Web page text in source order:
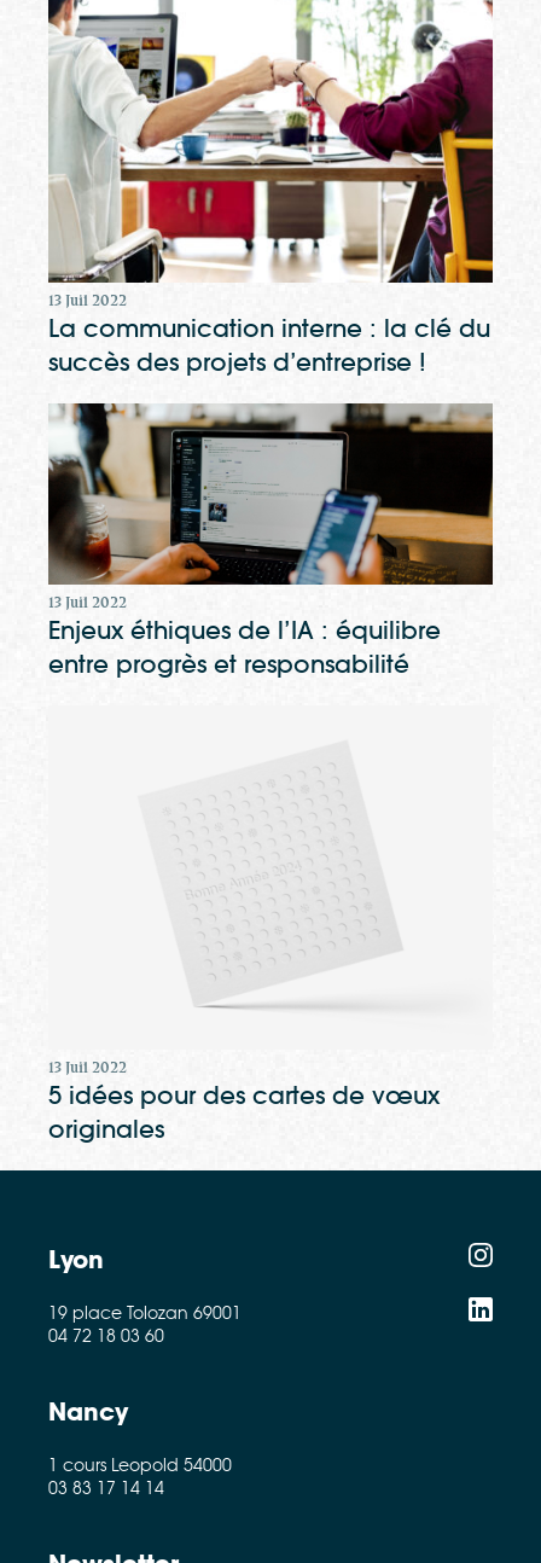
13 Juil 2022
La communication interne : la clé du
succès des projets d’entreprise !
13 Juil 2022
Enjeux éthiques de l’IA : équilibre
entre progrès et responsabilité
13 Juil 2022
5 idées pour des cartes de vœux
originales
Lyon
19 place Tolozan 69001
04 72 18 03 60
Nancy
1 cours Leopold 54000
03 83 17 14 14